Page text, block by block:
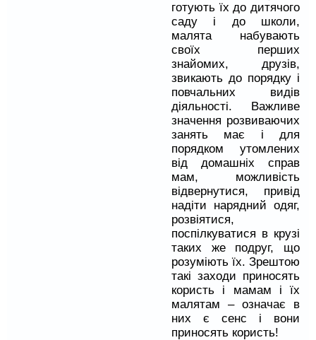
готують їх до дитячого
саду і до школи,
малята набувають
своїх перших
знайомих, друзів,
звикають до порядку і
повчальних видів
діяльності. Важливе
значення розвиваючих
занять має і для
порядком утомлених
від домашніх справ
мам, можливість
відвернутися, привід
надіти нарядний одяг,
розвіятися,
поспілкуватися в крузі
таких же подруг, що
розуміють їх. Зрештою
такі заходи приносять
користь і мамам і їх
малятам – означає в
них є сенс і вони
приносять користь!